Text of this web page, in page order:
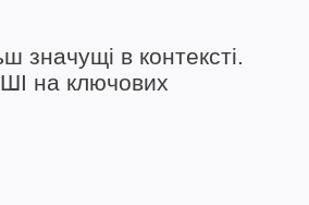
значущі в контексті.
на ключових